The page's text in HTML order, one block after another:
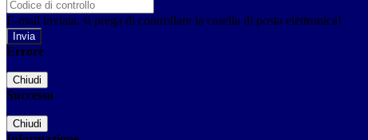
E-mail inviata, si prega di controllare la casella di posta elettronica!
Errore
Chiudi
Successo
Chiudi